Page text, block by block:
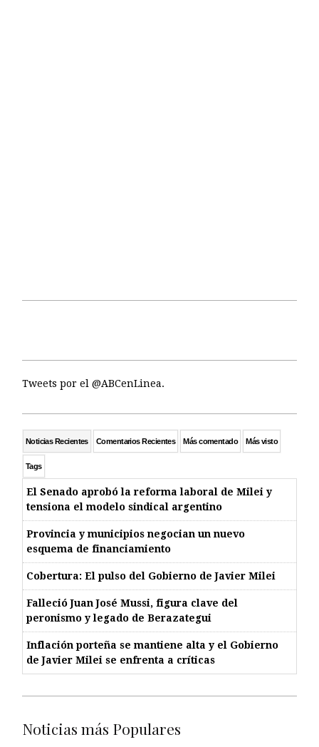
Tweets por el @ABCenLinea.
Noticias Recientes Comentarios Recientes Más comentado Más visto
Tags
El Senado aprobó la reforma laboral de Milei y
tensiona el modelo sindical argentino
Provincia y municipios negocian un nuevo
esquema de financiamiento
Cobertura: El pulso del Gobierno de Javier Milei
Falleció Juan José Mussi, figura clave del
peronismo y legado de Berazategui
Inflación porteña se mantiene alta y el Gobierno
de Javier Milei se enfrenta a críticas
Noticias más Populares